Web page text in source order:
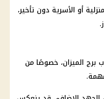
أو الأسرية دون تأخير،
برج الميزان، خصوصًا من